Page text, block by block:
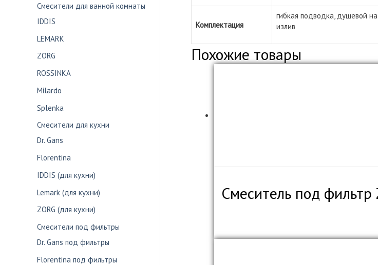
Смесители для ванной комнаты
IDDIS
LEMARK
ZORG
ROSSINKA
Milardo
Splenka
Смесители для кухни
Dr. Gans
Florentina
IDDIS (для кухни)
Lemark (для кухни)
ZORG (для кухни)
Смесители под фильтры
Dr. Gans под фильтры
Florentina под фильтры
Комплектация
гибкая подводка, душевой
излив
Похожие товары
Смеситель под фильтр